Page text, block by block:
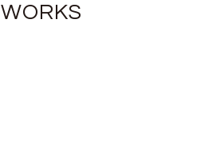
WORKS